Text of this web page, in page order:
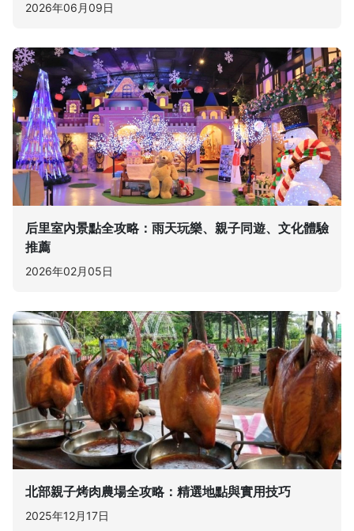
2026年06月09日
后里室內景點全攻略：雨天玩樂、親子同遊、文化體驗
推薦
2026年02月05日
北部親子烤肉農場全攻略：精選地點與實用技巧
2025年12月17日